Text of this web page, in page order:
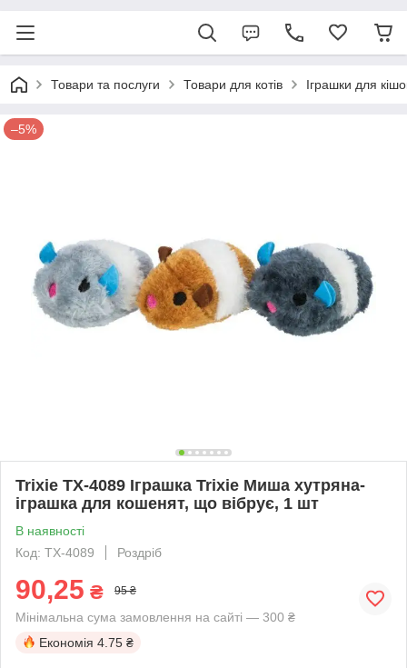
Товари та послуги Товари для котів Іграшки для
–5%
Trixie TX-4089 Іграшка Trixie Миша хутряна-
іграшка для кошенят, що вібрує, 1 шт
В наявності
Код: TX-4089
Роздріб
90,25 ₴ 95 ₴
Мінімальна сума замовлення на сайті — 300 ₴
Економія 4.75 ₴